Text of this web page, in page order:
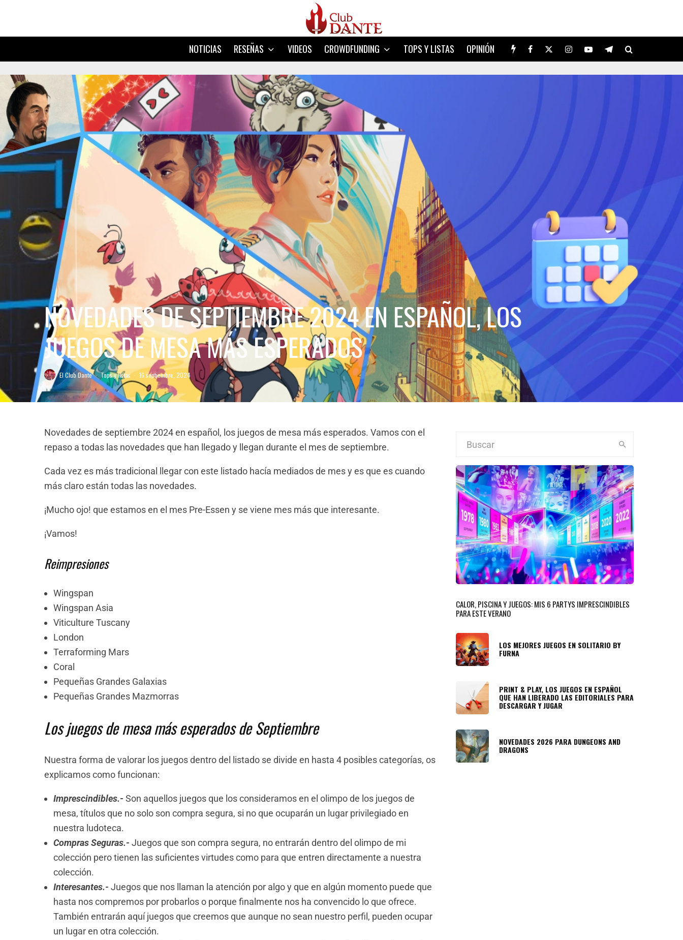
NOTICIAS RESEÑAS VIDEOS CROWDFUNDING TOPS Y LISTAS OPINIÓN
NOVEDADES DE SEPTIEMBRE 2024 EN ESPAÑOL, LOS
JUEGOS DE MESA MÁS ESPERADOS
El Club Dante · Tops y listas · 16 septiembre, 2024
Novedades de septiembre 2024 en español, los juegos de mesa más esperados. Vamos con el
repaso a todas las novedades que han llegado y llegan durante el mes de septiembre.
Cada vez es más tradicional llegar con este listado hacía mediados de mes y es que es cuando
más claro están todas las novedades.
¡Mucho ojo! que estamos en el mes Pre-Essen y se viene mes más que interesante.
¡Vamos!
Reimpresiones
Wingspan
Wingspan Asia
Viticulture Tuscany
London
Terraforming Mars
Coral
Pequeñas Grandes Galaxias
Pequeñas Grandes Mazmorras
Los juegos de mesa más esperados de Septiembre
Nuestra forma de valorar los juegos dentro del listado se divide en hasta 4 posibles categorías, os
explicamos como funcionan:
Imprescindibles.- Son aquellos juegos que los consideramos en el olimpo de los juegos de
mesa, títulos que no solo son compra segura, si no que ocuparán un lugar privilegiado en
nuestra ludoteca.
Compras Seguras.- Juegos que son compra segura, no entrarán dentro del olimpo de mi
colección pero tienen las suficientes virtudes como para que entren directamente a nuestra
colección.
Interesantes.- Juegos que nos llaman la atención por algo y que en algún momento puede que
hasta nos compremos por probarlos o porque finalmente nos ha convencido lo que ofrece.
También entrarán aquí juegos que creemos que aunque no sean nuestro perfil, pueden ocupar
un lugar en otra colección.
CALOR, PISCINA Y JUEGOS: MIS 6 PARTYS IMPRESCINDIBLES
PARA ESTE VERANO
LOS MEJORES JUEGOS EN SOLITARIO BY
FURNA
PRINT & PLAY, LOS JUEGOS EN ESPAÑOL
QUE HAN LIBERADO LAS EDITORIALES PARA
DESCARGAR Y JUGAR
NOVEDADES 2026 PARA DUNGEONS AND
DRAGONS